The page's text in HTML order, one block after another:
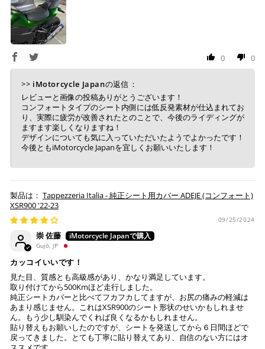
0 0
>> iMotorcycle Japanの返信：
レビューと画像の投稿ありがとうございます！
コンフォートタイプのシート内側には低反発素材が仕込まれてお
り、実際に疲労が改善されたとのことで、今後のライディングが
ますます楽しくなりますね！
デザインについても気に入っていただいたようでよかったです！
今後ともiMotorcycle Japanを宜しくお願いいたします！
Tappezzeria Italia - 純正シート用カバー ADEJE (コンフォート)
XSR900 '22-23
09/25/2024
崇 佐藤
Gujō, JP
カッコイいいです！
見た目、質感とも高級感があり、かなり満足しています。
取り付けてから500Kmほど走行しました。
純正シートカバーと比べてフカフカしてますが、お尻の痛みの軽減は
あまり感じません。これはXSR900のシート形状のせいかもしれませ
ん。もう少し馴染んでくれば良くなるかもしれません。
貼り替えもお願いしたのですが、シートを発送してから６日間ほどで
戻ってきました。とても丁寧に貼り替えてあり、自信のない方にはオ